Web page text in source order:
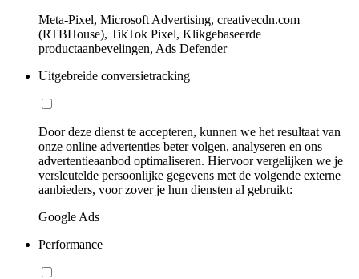
Meta-Pixel, Microsoft Advertising, creativecdn.com
(RTBHouse), TikTok Pixel, Klikgebaseerde
productaanbevelingen, Ads Defender
Uitgebreide conversietracking
Door deze dienst te accepteren, kunnen we het resultaat van
onze online advertenties beter volgen, analyseren en ons
advertentieaanbod optimaliseren. Hiervoor vergelijken we je
versleutelde persoonlijke gegevens met de volgende externe
aanbieders, voor zover je hun diensten al gebruikt:
Google Ads
Performance